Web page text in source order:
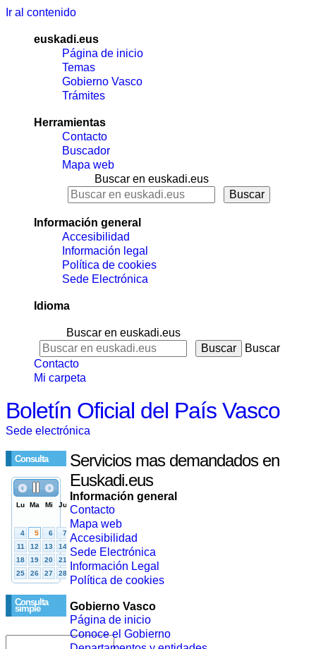
Ir al contenido
euskadi.eus
Página de inicio
Temas
Gobierno Vasco
Trámites
Herramientas
Contacto
Buscador
Mapa web
Buscar en euskadi.eus
Información general
Accesibilidad
Información legal
Política de cookies
Sede Electrónica
Idioma
Buscar en euskadi.eus
Buscar
Contacto
Mi carpeta
Boletín Oficial del País Vasco
Sede electrónica
Consulta
Consulta
simple
Servicios mas demandados en
Euskadi.eus
Información general
Contacto
Mapa web
Accesibilidad
Sede Electrónica
Información Legal
Política de cookies
Gobierno Vasco
Página de inicio
Conoce el Gobierno